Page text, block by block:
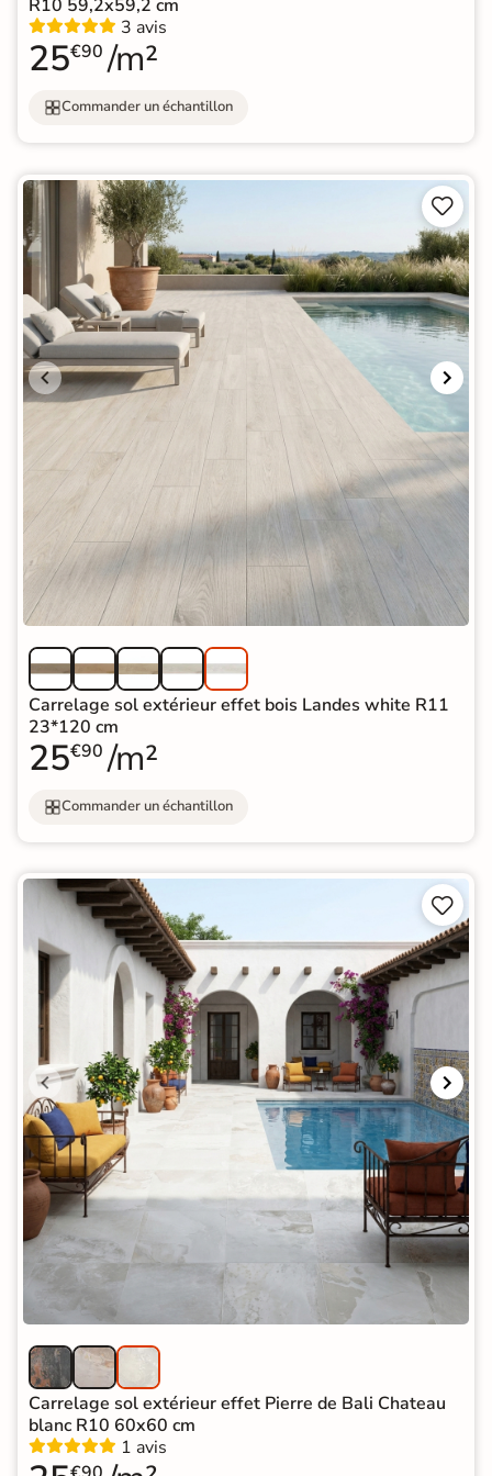
R10 59,2x59,2 cm
3 avis
25€90 /m²
Commander un échantillon


Carrelage sol extérieur effet bois Landes white R11
23*120 cm
25€90 /m²
Commander un échantillon


Carrelage sol extérieur effet Pierre de Bali Chateau
blanc R10 60x60 cm
1 avis